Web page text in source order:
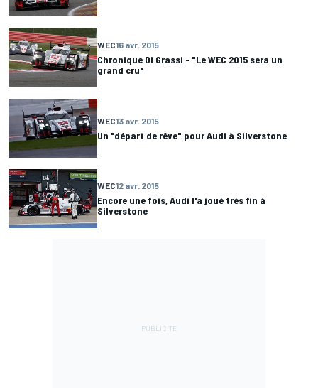
WEC16 avr. 2015
Chronique Di Grassi - "Le WEC 2015 sera un
grand cru"
WEC13 avr. 2015
Un "départ de rêve" pour Audi à Silverstone
WEC12 avr. 2015
Encore une fois, Audi l'a joué très fin à
Silverstone